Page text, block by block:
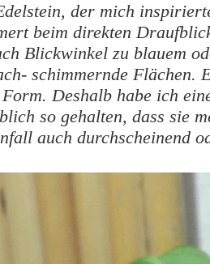
der mich
beim direkten
Blickwinkel zu blauem
schimmernde Flächen.
Deshalb habe ich
so gehalten, dass sie
auch durchscheinend